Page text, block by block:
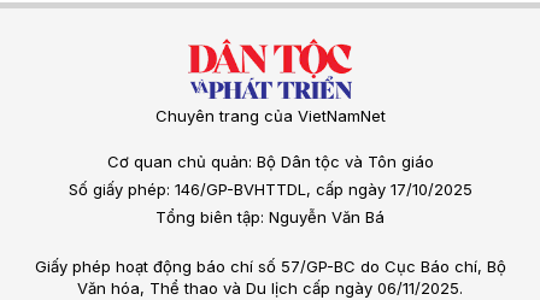
Chuyên trang của VietNamNet
Cơ quan chủ quản: Bộ Dân tộc và Tôn giáo
Số giấy phép: 146/GP-BVHTTDL, cấp ngày 17/10/2025
Tổng biên tập: Nguyễn Văn Bá
Giấy phép hoạt động báo chí số 57/GP-BC do Cục Báo chí, Bộ
Văn hóa, Thể thao và Du lịch cấp ngày 06/11/2025.